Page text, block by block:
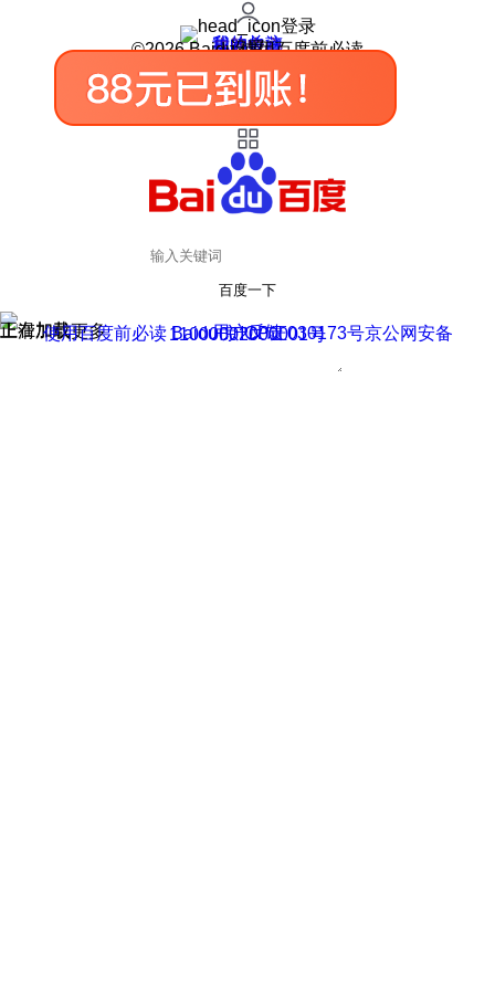
登录
我的关注
我的收藏
皮肤中心
用户反馈
设置
©2026 Baidu 使用百度前必读
百度一下
正在加载
上滑加载更多 用户反馈
使用百度前必读 Baidu 京ICP证030173号
京公网安备11000002000001号